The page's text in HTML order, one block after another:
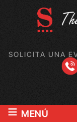
SOLICITA UNA
≡ MENÚ